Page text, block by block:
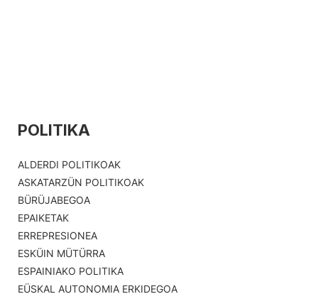
POLITIKA
ALDERDI POLITIKOAK
ASKATARZÜN POLITIKOAK
BÜRÜJABEGOA
EPAIKETAK
ERREPRESIONEA
ESKÜIN MÜTÜRRA
ESPAINIAKO POLITIKA
EÜSKAL AUTONOMIA ERKIDEGOA